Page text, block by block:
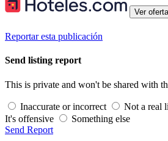
Ver oferta
Reportar esta publicación
Send listing report
This is private and won't be shared with
Inaccurate or incorrect Not a real
It's offensive
Something else
Send Report